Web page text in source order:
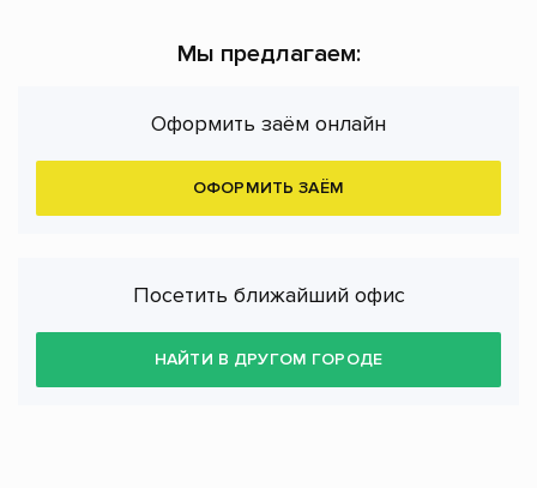
Мы предлагаем:
Оформить заём онлайн
ОФОРМИТЬ ЗАЁМ
Посетить ближайший офис
НАЙТИ В ДРУГОМ ГОРОДЕ